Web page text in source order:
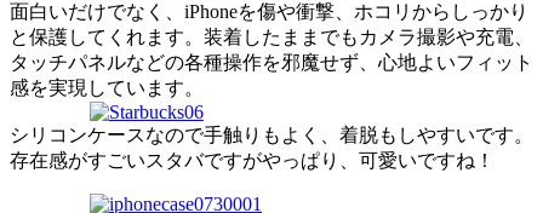
面白いだけでなく、iPhoneを傷や衝撃、ホコリからしっかり
と保護してくれます。装着したままでもカメラ撮影や充電、
タッチパネルなどの各種操作を邪魔せず、心地よいフィット
感を実現しています。
シリコンケースなので手触りもよく、着脱もしやすいです。
存在感がすごいスタバですがやっぱり、可愛いですね！